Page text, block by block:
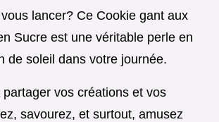
lancer? Ce Cookie gant aux
Sucre est une véritable perle en
de soleil dans votre journée.
vos créations et vos
savourez, et surtout, amusez